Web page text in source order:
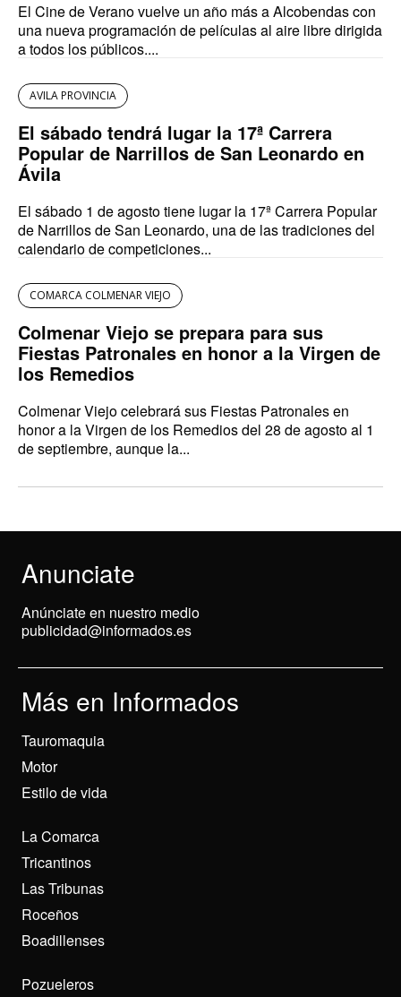
El Cine de Verano vuelve un año más a Alcobendas con
una nueva programación de películas al aire libre dirigida
a todos los públicos....
AVILA PROVINCIA
El sábado tendrá lugar la 17ª Carrera
Popular de Narrillos de San Leonardo en
Ávila
El sábado 1 de agosto tiene lugar la 17ª Carrera Popular
de Narrillos de San Leonardo, una de las tradiciones del
calendario de competiciones...
COMARCA COLMENAR VIEJO
Colmenar Viejo se prepara para sus
Fiestas Patronales en honor a la Virgen de
los Remedios
Colmenar Viejo celebrará sus Fiestas Patronales en
honor a la Virgen de los Remedios del 28 de agosto al 1
de septiembre, aunque la...
Anunciate
Anúnciate en nuestro medio
publicidad@informados.es
Más en Informados
Tauromaquia
Motor
Estilo de vida
La Comarca
Tricantinos
Las Tribunas
Roceños
Boadillenses
Pozueleros